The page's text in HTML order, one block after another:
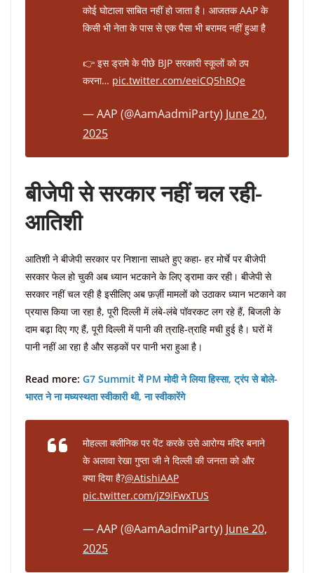
कोई घोटाला साबित नहीं हो जाता है। आजतक AAP के
किसी भी नेता के पास से एक पैसा भी बरामद नहीं हुआ है
👉 इस ड्रामे के पीछे BJP सरकारी स्कूलों को ठप
करना… pic.twitter.com/eeiCQ5hRQe
— AAP (@AamAadmiParty) June 20,
2025
बीजेपी से सरकार नहीं चल रही-
आतिशी
आतिशी ने बीजेपी सरकार पर निशाना साधते हुए कहा- हर मोर्चे पर बीजेपी
सरकार फेल हो चुकी अब ध्यान भटकाने के लिए ड्रामा कर रही। बीजेपी से
सरकार नहीं चल रही है इसीलिए अब फ़र्ज़ी मामलों को उठाकर ध्यान भटकाने का
प्रयास किया जा रहा है, पूरी दिल्ली में लंबे-लंबे पॉवरकट लग रहे हैं, बिजली के
दाम बढ़ा दिए गए हैं, पूरी दिल्ली में पानी की त्राहि-त्राहि मची हुई है। घरों में
पानी नहीं आ रहा है और सड़कों पर पानी भरा हुआ है।
Read more: G7 Summit में PM मोदी ने लिया हिस्सा, ट्रंप से बोले-
भारत ने ना मध्यस्थता स्वीकारी थी, ना स्वीकारेंगे
मोहल्ला क्लीनिक पर पेंट करके उसे आरोग्य मंदिर बनाने
के अलावा रेखा गुप्ता जी ने दिल्ली की जनता को और
क्या दिया है?@AtishiAAP
pic.twitter.com/jZ9iFwxTUS
— AAP (@AamAadmiParty) June 20,
2025